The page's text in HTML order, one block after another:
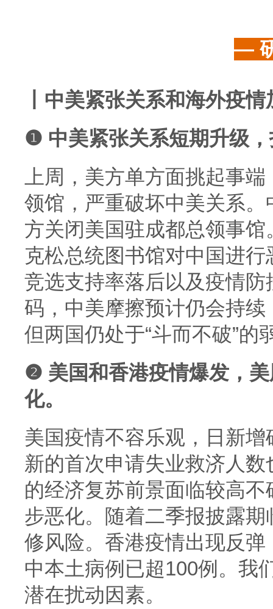
—
丨中美紧张关系和海外疫
❶ 中美紧张关系短期升级
上周，美方单方面挑起事
领馆，严重破坏中美关系
方关闭美国驻成都总领事
克松总统图书馆对中国进
竞选支持率落后以及疫情
码，中美摩擦预计仍会持
但两国仍处于“斗而不破”的
❷ 美国和香港疫情爆发，
化。
美国疫情不容乐观，日新
新的首次申请失业救济人
的经济复苏前景面临较高
步恶化。随着二季报披露
修风险。香港疫情出现反
中本土病例已超100例。我
潜在扰动因素。